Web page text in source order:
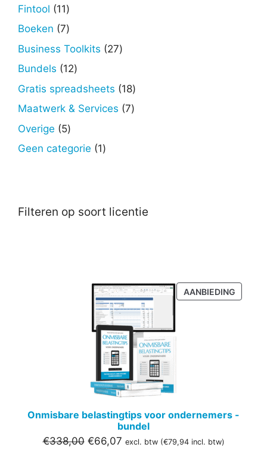
Fintool 1111
producten
Boeken 77
producten
Business Toolkits 2727
Bundels 1212
producten
Gratis spreadsheets 1818
producten
Maatwerk & Services 77
Overige 55
producten
Geen categorie 11
Filteren op soort licentie
AANBIEDING
IN
Onmisbare belastingtips voor ondernemers -
bundel
€338,00 Oorspronkelijke
€66,07Huidige
excl. btw (€79,94incl. btw)